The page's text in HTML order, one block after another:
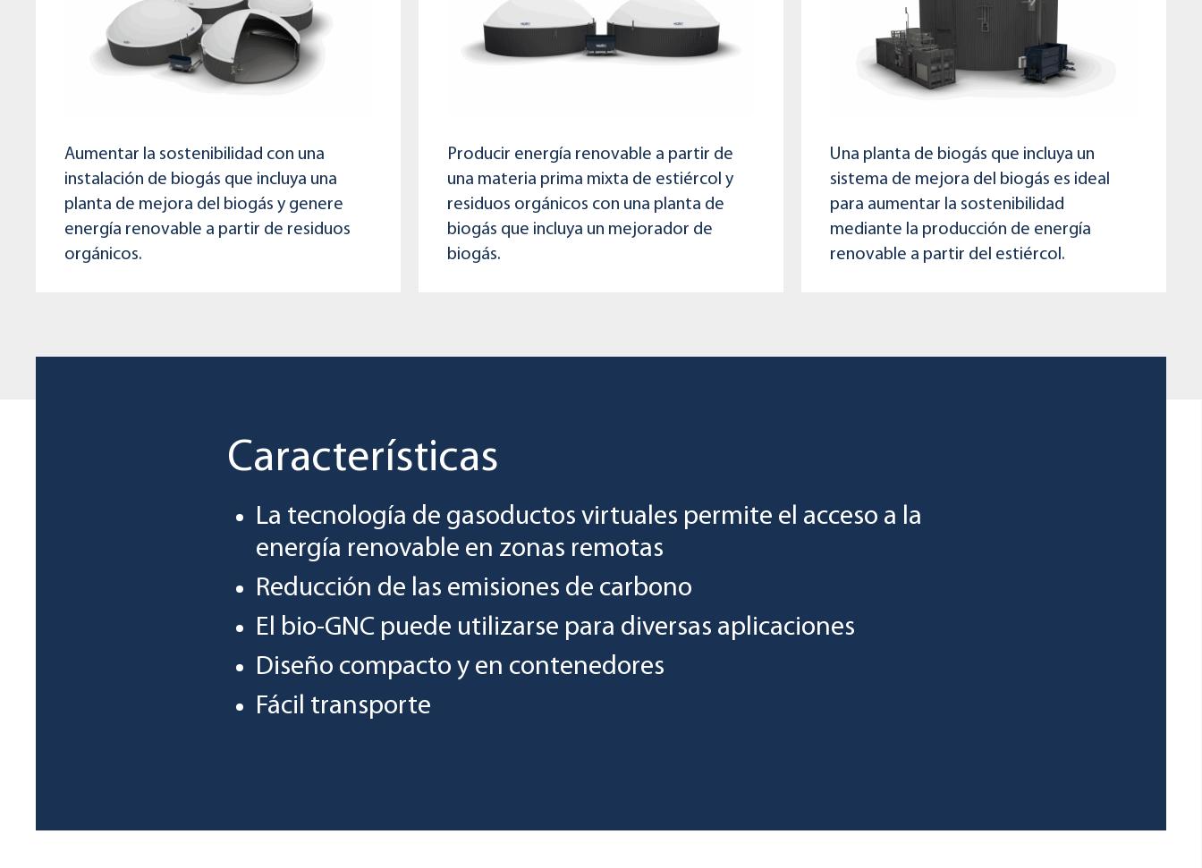
Aumentar la sostenibilidad con una
instalación de biogás que incluya una
planta de mejora del biogás y genere
energía renovable a partir de residuos
orgánicos.
Producir energía renovable a partir de
una materia prima mixta de estiércol y
residuos orgánicos con una planta de
biogás que incluya un mejorador de
biogás.
Una planta de biogás que incluya un
sistema de mejora del biogás es ideal
para aumentar la sostenibilidad
mediante la producción de energía
renovable a partir del estiércol.
Características
La tecnología de gasoductos virtuales permite el acceso a la
energía renovable en zonas remotas
Reducción de las emisiones de carbono
El bio-GNC puede utilizarse para diversas aplicaciones
Diseño compacto y en contenedores
Fácil transporte